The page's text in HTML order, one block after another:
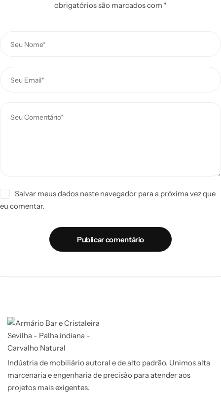
obrigatórios são marcados com *
Salvar meus dados neste navegador para a próxima vez que
eu comentar.
Publicar comentário
Indústria de mobiliário autoral e de alto padrão. Unimos alta
marcenaria e engenharia de precisão para atender aos
projetos mais exigentes.